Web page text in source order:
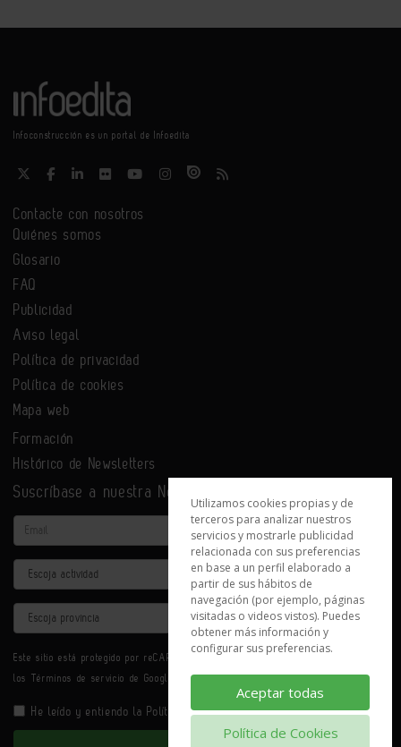
Infoconstrucción es un portal de Infoedita
Contacte con nosotros
Quiénes somos
Glosario
FAQ
Publicidad
Aviso legal
Política de privacidad
Política de cookies
Mapa web
Formación
Histórico de Newsletters
Suscríbase a nuestra Newsletter
Email
Actividad
Provincia
Este sitio está protegido por reCAPTCHA y se aplican la
los Términos de servicio de Google.
He leído y entiendo la Política de Privacidad
Utilizamos cookies propias y de
terceros para analizar nuestros
servicios y mostrarle publicidad
relacionada con sus preferencias
en base a un perfil elaborado a
partir de sus hábitos de
navegación (por ejemplo, páginas
visitadas o videos vistos). Puedes
obtener más información y
configurar sus preferencias.
Aceptar todas
Política de Cookies